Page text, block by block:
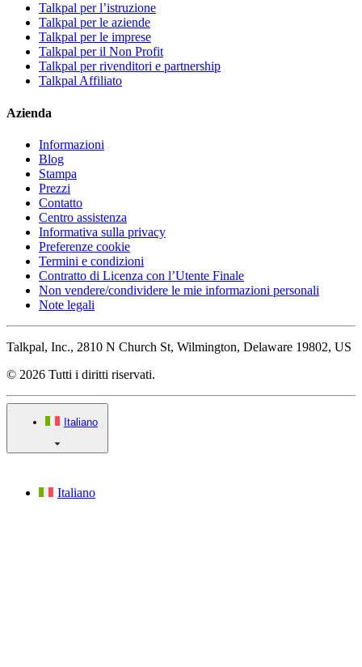
Talkpal per l’istruzione
Talkpal per le aziende
Talkpal per le imprese
Talkpal per il Non Profit
Talkpal per rivenditori e partnership
Talkpal Affiliato
Azienda
Informazioni
Blog
Stampa
Prezzi
Contatto
Centro assistenza
Informativa sulla privacy
Preferenze cookie
Termini e condizioni
Contratto di Licenza con l’Utente Finale
Non vendere/condividere le mie informazioni personali
Note legali
Talkpal, Inc., 2810 N Church St, Wilmington, Delaware 19802, US
© 2026 Tutti i diritti riservati.
Italiano
Italiano